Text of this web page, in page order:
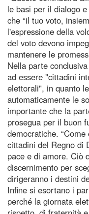
le basi per il dialogo
che “il tuo voto,
l'espressione della
del voto devono
mantenere le
Nella parte
ad essere "cittadini
elettorali", in quanto
automaticamente le
importante che la
prosegua per il buon
democratiche.
cittadini del Regno di
pace e di amore. Ciò
discernimento per
dirigeranno i destini
Infine si esortano i
perché la giornata